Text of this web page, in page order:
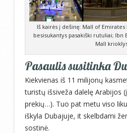
Iš kairės į dešinę: Mall of
besisukantys pasakiški rutuliai; Ibn
Mall
Pasaulis susitinka
Kiekvienas iš 11 milijonų
turistų išsiveža dalelę Arabijos
prekių…). Tuo pat metu viso
iškyla Dubajuje, it skelbdami
sostinė.